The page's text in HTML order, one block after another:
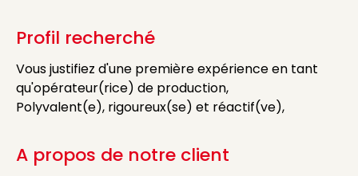
Profil recherché
Vous justifiez d'une première expérience en tant
qu'opérateur(rice) de production,
Polyvalent(e), rigoureux(se) et réactif(ve),
A propos de notre client